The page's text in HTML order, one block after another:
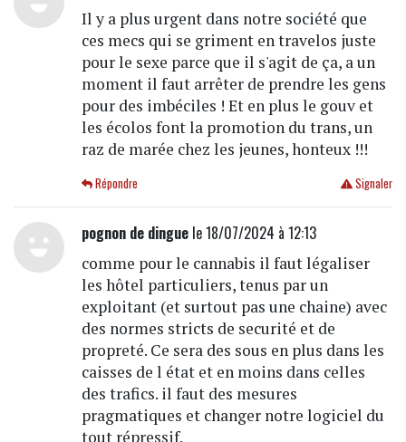
Il y a plus urgent dans notre société que
ces mecs qui se griment en travelos juste
pour le sexe parce que il s'agit de ça, a un
moment il faut arrêter de prendre les gens
pour des imbéciles ! Et en plus le gouv et
les écolos font la promotion du trans, un
raz de marée chez les jeunes, honteux !!!
Signaler
Répondre
pognon de dinguele 18/07/2024 à 12:13
comme pour le cannabis il faut légaliser
les hôtel particuliers, tenus par un
exploitant (et surtout pas une chaine) avec
des normes stricts de securité et de
propreté. Ce sera des sous en plus dans les
caisses de l état et en moins dans celles
des trafics. il faut des mesures
pragmatiques et changer notre logiciel du
tout répressif.